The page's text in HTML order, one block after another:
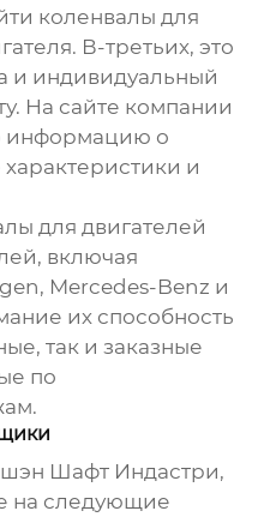
коленвалы для
В-третьих, это
и индивидуальный
На сайте компании
информацию о
и
для двигателей
включая
Mercedes-Benz и
их способность
так и заказные
по
Шафт Индастри,
на следующие